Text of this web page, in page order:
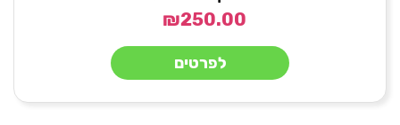
₪250.00
לפרטים